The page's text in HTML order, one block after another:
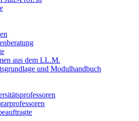
aus dem LL.M.
und Modulhandbuch